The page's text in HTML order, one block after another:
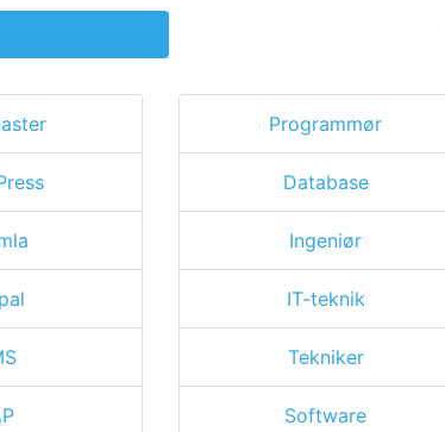
Programmør
Database
Ingeniør
IT-teknik
Tekniker
Software